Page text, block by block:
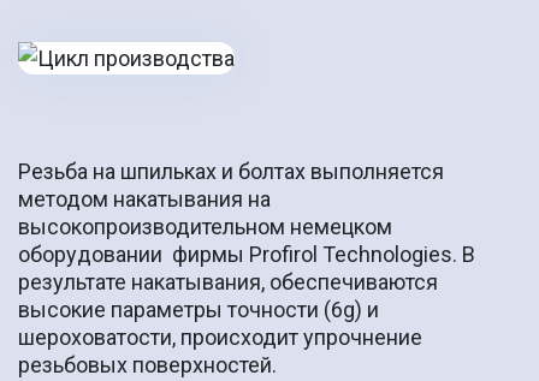
Резьба на шпильках и болтах выполняется
методом накатывания на
высокопроизводительном немецком
оборудовании фирмы Profirol Technologies. В
результате накатывания, обеспечиваются
высокие параметрыточности (6g) и
шероховатости, происходит упрочнение
резьбовых поверхностей.